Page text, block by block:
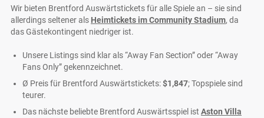
Wir bieten Brentford Auswärtstickets für alle Spiele an – sie sind
allerdings seltener als Heimtickets im Community Stadium, da
das Gästekontingent niedriger ist.
Unsere Listings sind klar als “Away Fan Section” oder “Away
Fans Only” gekennzeichnet.
Ø Preis für Brentford Auswärtstickets:$1,847; Topspiele sind
teurer.
Das nächste beliebte Brentford Auswärtsspiel ist Aston Villa